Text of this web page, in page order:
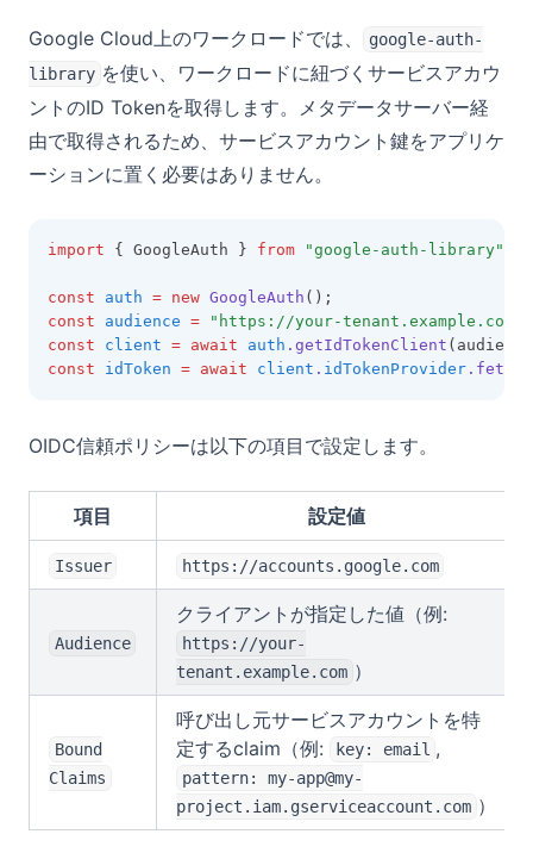
Google Cloud上のワークロードでは、
google-auth-
library を使い、ワークロードに紐づくサービスアカウ
ントのID Tokenを取得します。メタデータサーバー経
由で取得されるため、サービスアカウント鍵をアプリケ
ーションに置く必要はありません。
import { GoogleAuth } from "google-auth-library"
const auth = new GoogleAuth ();
const
audience = "https://your-tenant.example.com"
const
client = await auth .getIdTokenClient
const
idToken = await client . idTokenProvider
OIDC信頼ポリシーは以下の項目で設定します。
項目 設定値
Issuer https://accounts.google.com
Audience
クライアントが指定した値（例:
https://your-
tenant.example.com ）
Bound
Claims
呼び出し元サービスアカウントを特
定するclaim（例:
key: email ,
pattern: my-app@my-
project.iam.gserviceaccount.com ）